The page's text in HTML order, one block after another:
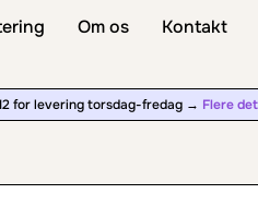
Om os Kontakt
for levering torsdag-fredag ​​→ Flere